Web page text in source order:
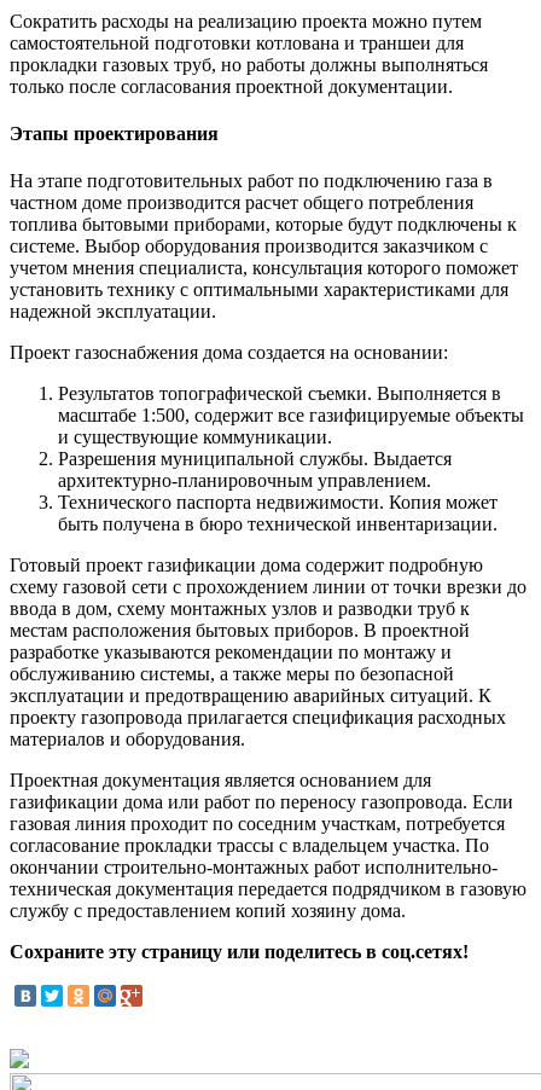
Сократить расходы на реализацию проекта можно путем
самостоятельной подготовки котлована и траншеи для
прокладки газовых труб, но работы должны выполняться
только после согласования проектной документации.
Этапы проектирования
На этапе подготовительных работ по подключению газа в
частном доме производится расчет общего потребления
топлива бытовыми приборами, которые будут подключены к
системе. Выбор оборудования производится заказчиком с
учетом мнения специалиста, консультация которого поможет
установить технику с оптимальными характеристиками для
надежной эксплуатации.
Проект газоснабжения дома создается на основании:
Результатов топографической съемки. Выполняется в
масштабе 1:500, содержит все газифицируемые объекты
и существующие коммуникации.
Разрешения муниципальной службы. Выдается
архитектурно-планировочным управлением.
Технического паспорта недвижимости. Копия может
быть получена в бюро технической инвентаризации.
Готовый проект газификации дома содержит подробную
схему газовой сети с прохождением линии от точки врезки до
ввода в дом, схему монтажных узлов и разводки труб к
местам расположения бытовых приборов. В проектной
разработке указываются рекомендации по монтажу и
обслуживанию системы, а также меры по безопасной
эксплуатации и предотвращению аварийных ситуаций. К
проекту газопровода прилагается спецификация расходных
материалов и оборудования.
Проектная документация является основанием для
газификации дома или работ по переносу газопровода. Если
газовая линия проходит по соседним участкам, потребуется
согласование прокладки трассы с владельцем участка. По
окончании строительно-монтажных работ исполнительно-
техническая документация передается подрядчиком в газовую
службу с предоставлением копий хозяину дома.
Сохраните эту страницу или поделитесь в соц.сетях!